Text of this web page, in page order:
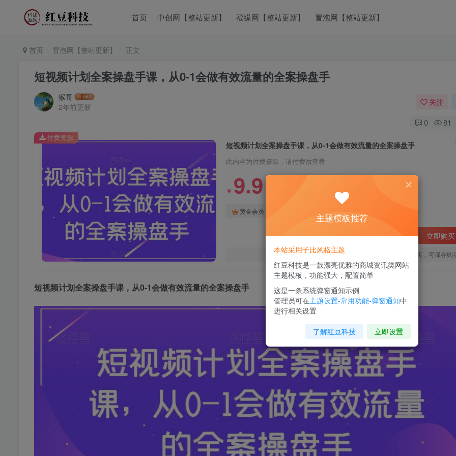
首页 中创网【整站更新】 福缘网【整站更新】 冒泡网【整站更新】
首页 冒泡网【整站更新】 正文
短视频计划全案操盘手课，从0-1会做有效流量的全案操盘手
猴哥
2年前更新
关注
0 81
短视频计划全案操盘手课，从0-1会做有效流量的全案操盘手
此内容为付费资源，请付费后查看
￥ 9.9
黄金会员
立即购买
您当前未登录！建议登陆后购买，可保存购
付费资源
短视频计划全案操盘手课 ，从0-1会做有效流量的全案操盘手
主题模板推荐
本站采用子比风格主题
红豆科技是一款漂亮优雅的商城资讯类网站
主题模板，功能强大，配置简单
这是一条系统弹窗通知示例
管理员可在主题设置-常用功能-弹窗通知中
进行相关设置
了解红豆科技 立即设置